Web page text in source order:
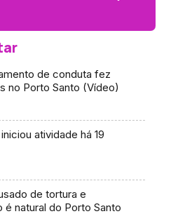
de conduta fez
no Porto Santo (Vídeo)
atividade há 19
de tortura e
é natural do Porto Santo